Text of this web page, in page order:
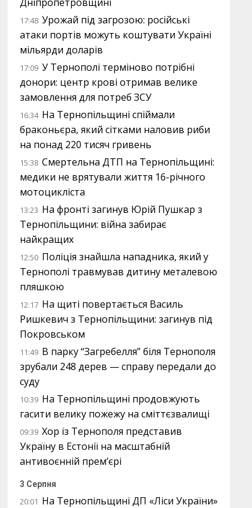
17:48 Урожай під загрозою: російські
атаки портів можуть коштувати Україні
мільярди доларів
17:09 У Тернополі терміново потрібні
донори: центр крові отримав велике
замовлення для потреб ЗСУ
16:34 На Тернопільщині спіймали
браконьєра, який сітками наловив риби
на понад 220 тисяч гривень
15:38 Смертельна ДТП на Тернопільщині:
медики не врятували життя 16-річного
мотоцикліста
13:23 На фронті загинув Юрій Пушкар з
Тернопільщини: війна забирає
найкращих
12:50 Поліція знайшла нападника, який у
Тернополі травмував дитину металевою
пляшкою
12:17 На щиті повертається Василь
Ришкевич з Тернопільщини: загинув під
Покровськом
11:49 В парку “Загребелля” біля Тернополя
зрубали 248 дерев — справу передали до
суду
10:39 На Тернопільщині продовжують
гасити велику пожежу на сміттєзвалищі
09:39 Хор із Тернополя представив
Україну в Естонії на масштабній
антивоєнній прем’єрі
3 Серпня
20:01 На Тернопільщині ДП «Ліси України»